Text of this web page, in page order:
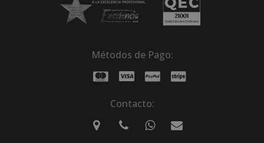
Métodos de Pago:
Contacto: